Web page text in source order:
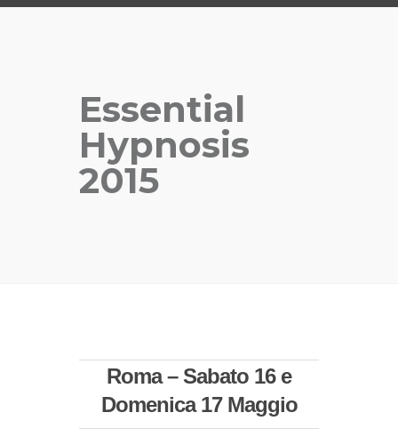
Essential
Hypnosis
2015
Roma – Sabato 16 e
Domenica 17 Maggio